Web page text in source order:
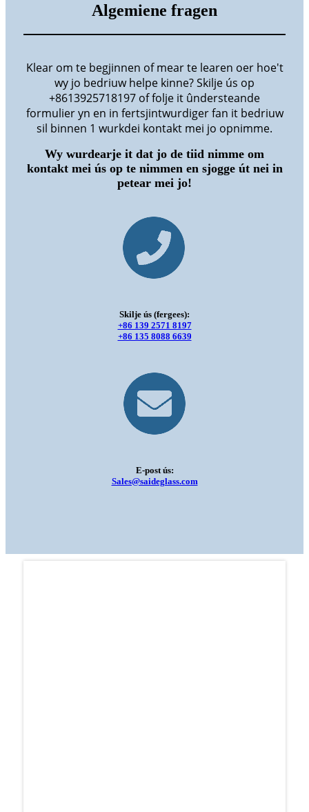
Algemiene fragen
Klear om te begjinnen of mear te learen oer hoe't
wy jo bedriuw helpe kinne? Skilje ús op
+8613925718197 of folje it ûndersteande
formulier yn en in fertsjintwurdiger fan it bedriuw
sil binnen 1 wurkdei kontakt mei jo opnimme.
Wy wurdearje it dat jo de tiid nimme om
kontakt mei ús op te nimmen en sjogge út nei in
petear mei jo!
Skilje ús (fergees):
+86 139 2571 8197
+86 135 8088 6639
E-post ús:
Sales@saideglass.com